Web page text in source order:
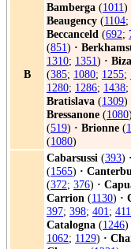
B
Bamberga (1011)
Beaugency (1104;
Beccanceld (692;
(851) ·
1310; 1351) ·
(385; 1080; 1255;
1280; 1286; 1438;
Bratislava (1309)
Bressanone (1080)
(519) · Brionne (
(1080)
Cabarsussi (393) ·
(1565) ·
(372; 376) ·
Carrion (1130) ·
397; 398; 401; 411
Catalogna (1246)
1062; 1129) ·